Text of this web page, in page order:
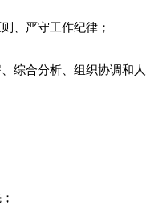
、严守工作纪律；
综合分析、组织协调和人